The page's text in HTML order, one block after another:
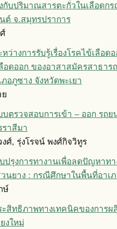
กับปริมาณสารตะกั่วในเลือดก
ต์ จ.สมุทรปราการ
ว่างการรับรู้เรื่องโรคไข้เลือด
อดออก ของอาสาสมัครสาธา
อภูซาง จังหวัดพะเยา
บตรวจสอบการเข้า – ออก รถ
าสีมา
ศ์, รุ่งโรจน์ พงศ์กิจวิทูร
ปรุงการทางานเพื่อลดปัญหาท
วนยาง : กรณีศึกษาในพื้นที่อาเ
ษ์
ะสิทธิภาพทางเทคนิคของการผ
งใหม่